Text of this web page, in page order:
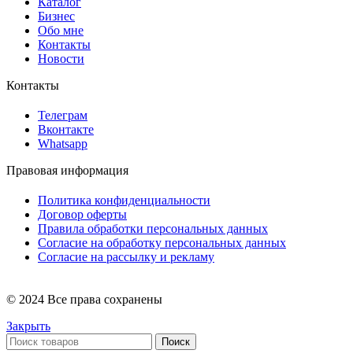
Бизнес
Обо мне
Контакты
Новости
Контакты
Телеграм
Вконтакте
Whatsapp
Правовая информация
Политика конфиденциальности
Договор оферты
Правила обработки персональных данных
Согласие на обработку персональных данных
Согласие на рассылку и рекламу
© 2024 Все права сохранены
Закрыть
Поиск